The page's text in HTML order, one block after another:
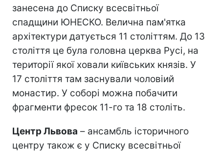
занесена до Списку всесвітньої
спадщини ЮНЕСКО. Велична пам'ятка
архітектури датується 11 століттям. До 13
століття це була головна церква Русі, на
території якої ховали київських князів. У
17 століття там заснували чоловіий
монастир. У соборі можна побачити
фрагменти фресок 11-го та 18 століть.
Центр Львова – ансамбль історичного
центру також є у Списку всесвітньої